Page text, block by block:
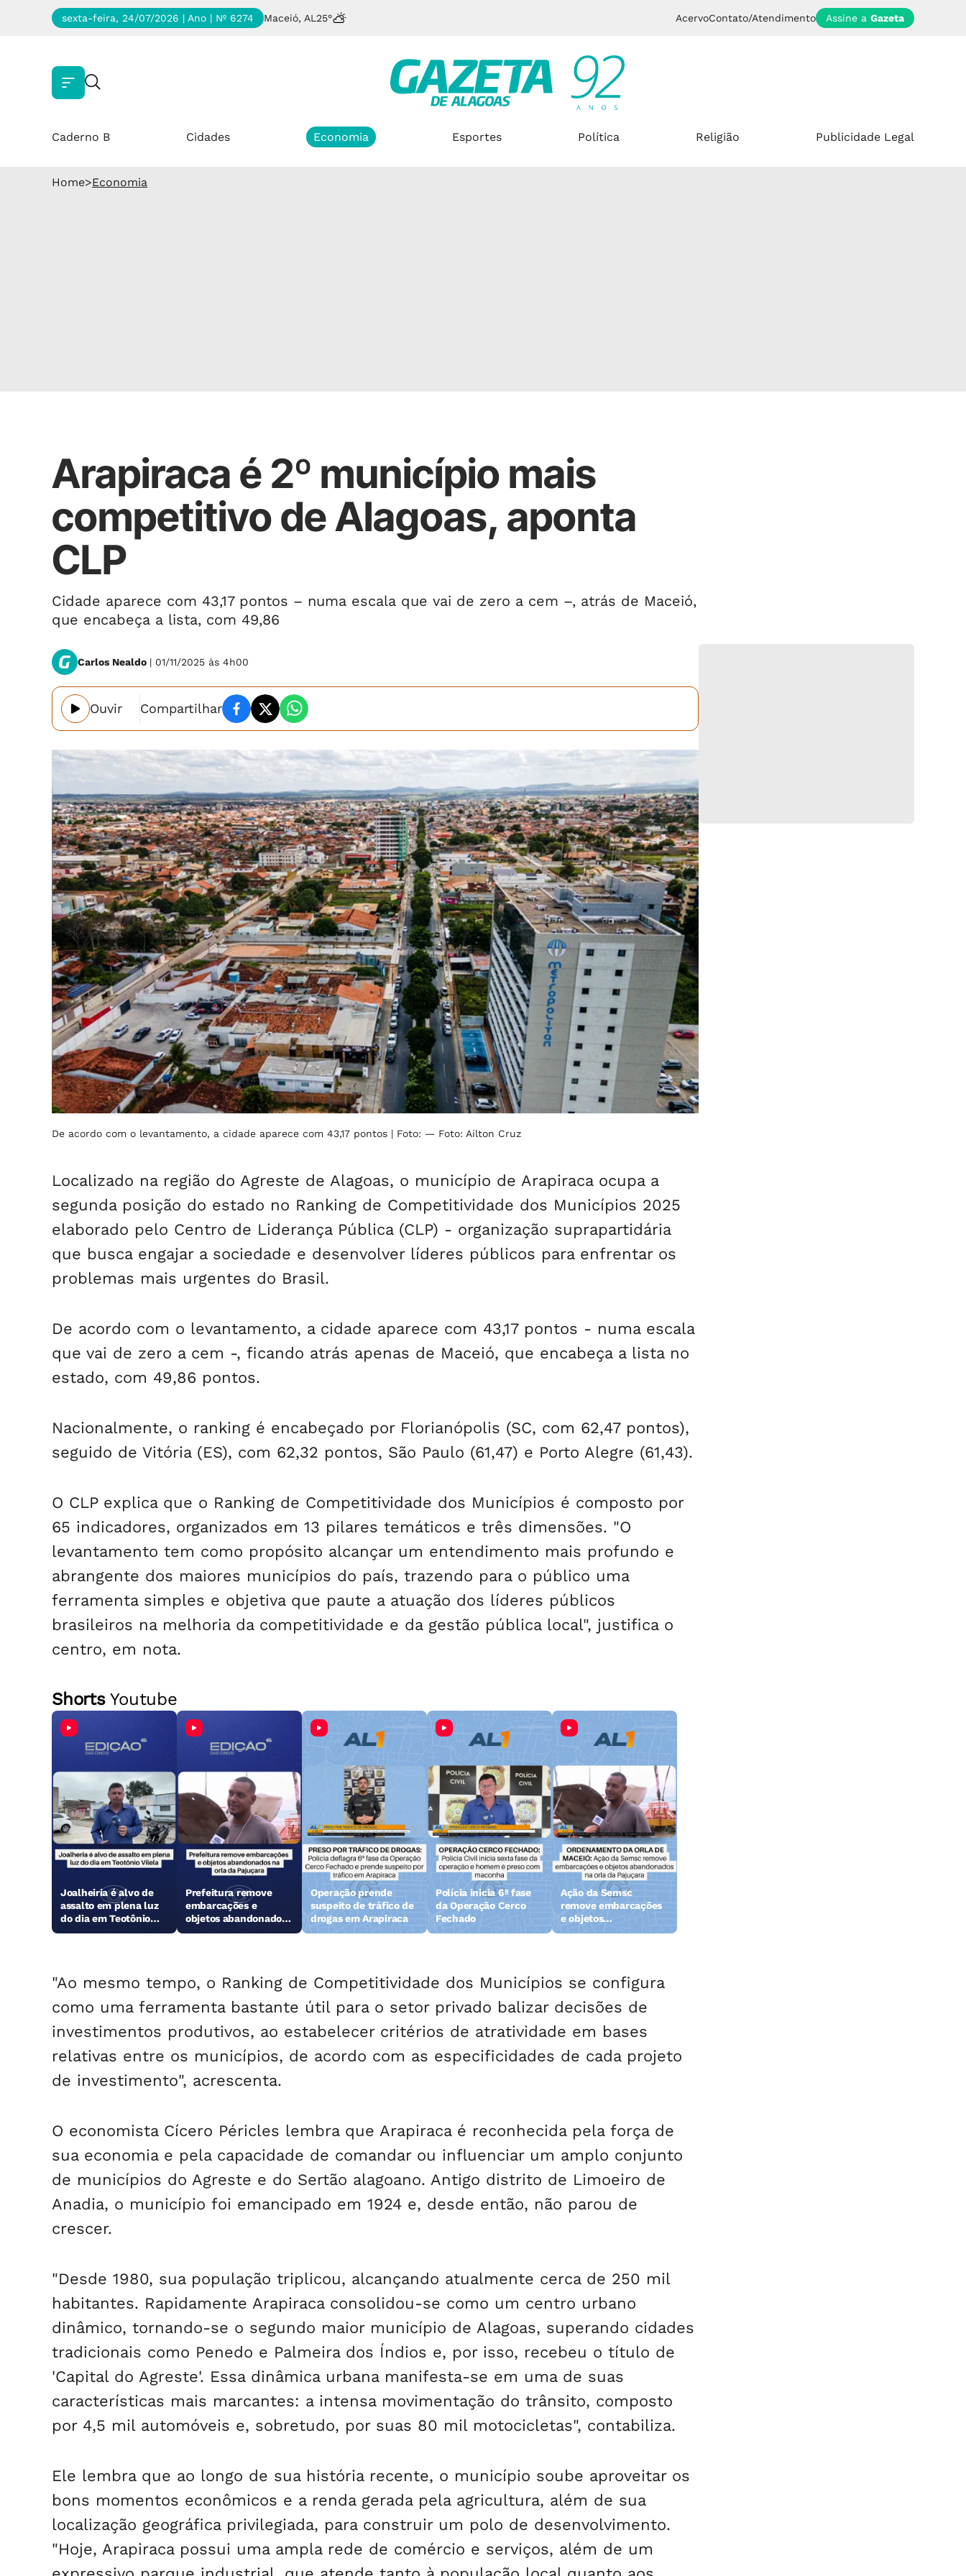
sexta-feira, 24/07/2026 | Ano | Nº 6274 Maceió, AL 25° AcervoContato/Atendimento Assine a Gazeta
Caderno B Cidades Economia Esportes Política Religião Publicidade Legal
Home>Economia
Arapiraca é 2º município mais
competitivo de Alagoas, aponta
CLP
Cidade aparece com 43,17 pontos – numa escala que vai de zero a cem –, atrás de Maceió,
que encabeça a lista, com 49,86
Carlos Nealdo | 01/11/2025 às 4h00
Ouvir Compartilhar
De acordo com o levantamento, a cidade aparece com 43,17 pontos | Foto: — Foto: Ailton Cruz
Localizado na região do Agreste de Alagoas, o município de Arapiraca ocupa a
segunda posição do estado no Ranking de Competitividade dos Municípios 2025
elaborado pelo Centro de Liderança Pública (CLP) - organização suprapartidária
que busca engajar a sociedade e desenvolver líderes públicos para enfrentar os
problemas mais urgentes do Brasil.
De acordo com o levantamento, a cidade aparece com 43,17 pontos - numa escala
que vai de zero a cem -, ficando atrás apenas de Maceió, que encabeça a lista no
estado, com 49,86 pontos.
Nacionalmente, o ranking é encabeçado por Florianópolis (SC, com 62,47 pontos),
seguido de Vitória (ES), com 62,32 pontos, São Paulo (61,47) e Porto Alegre (61,43).
O CLP explica que o Ranking de Competitividade dos Municípios é composto por
65 indicadores, organizados em 13 pilares temáticos e três dimensões. "O
levantamento tem como propósito alcançar um entendimento mais profundo e
abrangente dos maiores municípios do país, trazendo para o público uma
ferramenta simples e objetiva que paute a atuação dos líderes públicos
brasileiros na melhoria da competitividade e da gestão pública local", justifica o
centro, em nota.
ShortsYoutube
Joalheiria é alvo de
assalto em plena luz
do dia em Teotônio
Vilela
Prefeitura remove
embarcações e
objetos abandonados
na orla da Pajuçara
Operação prende
suspeito de tráfico de
drogas em Arapiraca
Polícia inicia 6ª fase
da Operação Cerco
Fechado
Ação da Semsc
remove embarcações
e objetos
abandonados na orla
"Ao mesmo tempo, o Ranking de Competitividade dos Municípios se configura
como uma ferramenta bastante útil para o setor privado balizar decisões de
investimentos produtivos, ao estabelecer critérios de atratividade em bases
relativas entre os municípios, de acordo com as especificidades de cada projeto
de investimento", acrescenta.
O economista Cícero Péricles lembra que Arapiraca é reconhecida pela força de
sua economia e pela capacidade de comandar ou influenciar um amplo conjunto
de municípios do Agreste e do Sertão alagoano. Antigo distrito de Limoeiro de
Anadia, o município foi emancipado em 1924 e, desde então, não parou de
crescer.
"Desde 1980, sua população triplicou, alcançando atualmente cerca de 250 mil
habitantes. Rapidamente Arapiraca consolidou-se como um centro urbano
dinâmico, tornando-se o segundo maior município de Alagoas, superando cidades
tradicionais como Penedo e Palmeira dos Índios e, por isso, recebeu o título de
'Capital do Agreste'. Essa dinâmica urbana manifesta-se em uma de suas
características mais marcantes: a intensa movimentação do trânsito, composto
por 4,5 mil automóveis e, sobretudo, por suas 80 mil motocicletas", contabiliza.
Ele lembra que ao longo de sua história recente, o município soube aproveitar os
bons momentos econômicos e a renda gerada pela agricultura, além de sua
localização geográfica privilegiada, para construir um polo de desenvolvimento.
"Hoje, Arapiraca possui uma ampla rede de comércio e serviços, além de um